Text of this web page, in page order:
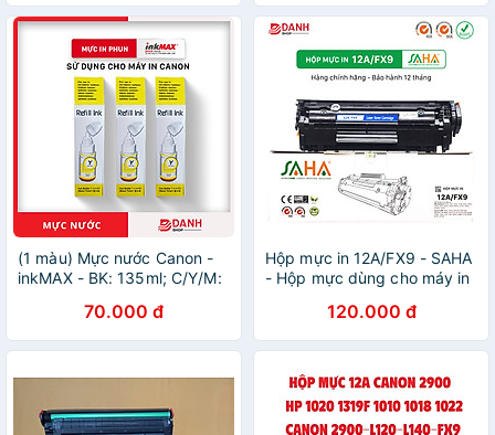
Cartridge Q2612A
chính hãng
(1 màu) Mực nước Canon -
inkMAX - BK: 135ml; C/Y/M:
các dòng máy in phun
Canon: G1800 / 2800 /
3800 / 1000 / 2000 / 3000 /
1100 / 2100 / 3100 / 1900 /
70.000 đ
Hộp mực in 12A/FX9 - SAHA
- Hộp mực dùng cho máy in
HP: LaserJet 1010, 1012,
1015, 1018, 1020, 1022,
3015, 3020, 3030, 3050,
3052, 3055, M1005MFP,
M1319MFP
120.000 đ